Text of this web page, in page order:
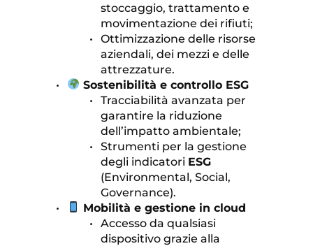
stoccaggio, trattamento e
movimentazione dei rifiuti;
Ottimizzazione delle risorse
aziendali, dei mezzi e delle
attrezzature.
Sostenibilità e controllo ESG
Tracciabilità avanzata per
garantire la riduzione
dell’impatto ambientale;
Strumenti per la gestione
degli indicatori ESG
(Environmental, Social,
Governance).
Mobilità e gestione in cloud
Accesso da qualsiasi
dispositivo grazie alla